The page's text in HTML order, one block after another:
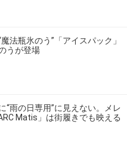
法瓶氷のう”「アイスパック」
うが登場
“雨の日専用”に見えない。メレ
Matis」は街履きでも映える